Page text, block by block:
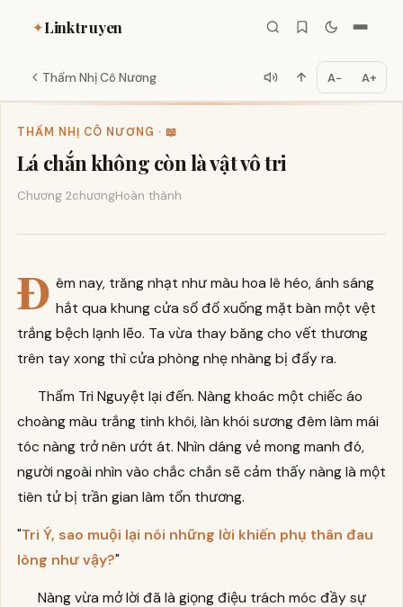
✦Linktruyen
Thẩm Nhị Cô Nương A− A+
THẨM NHỊ CÔ NƯƠNG · 📖
Lá chắn không còn là vật vô tri
Chương 2chươngHoàn thành
Đ êm nay, trăng nhạt như màu hoa lê héo, ánh sáng
hắt qua khung cửa sổ đổ xuống mặt bàn một vệt
trắng bệch lạnh lẽo. Ta vừa thay băng cho vết thương
trên tay xong thì cửa phòng nhẹ nhàng bị đẩy ra.
Thẩm Tri Nguyệt lại đến. Nàng khoác một chiếc áo
choàng màu trắng tinh khôi, làn khói sương đêm làm mái
tóc nàng trở nên ướt át. Nhìn dáng vẻ mong manh đó,
người ngoài nhìn vào chắc chắn sẽ cảm thấy nàng là một
tiên tử bị trần gian làm tổn thương.
"Tri Ý, sao muội lại nói những lời khiến phụ thân đau
lòng như vậy?"
Nàng vừa mở lời đã là giọng điệu trách móc đầy sự